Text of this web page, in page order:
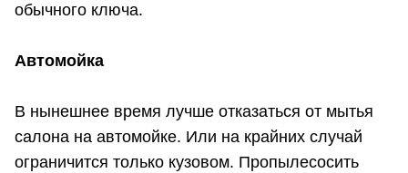
обычного ключа.
Автомойка
В нынешнее время лучше отказаться от мытья
салона на автомойке. Или на крайних случай
ограничится только кузовом. Пропылесосить